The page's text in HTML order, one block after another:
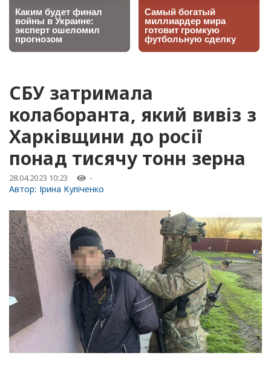
СБУ затримала
колаборанта, який вивіз з
Харківщини до росії
понад тисячу тонн зерна
28.04.2023 10:23 -
Автор: Ірина Куліченко